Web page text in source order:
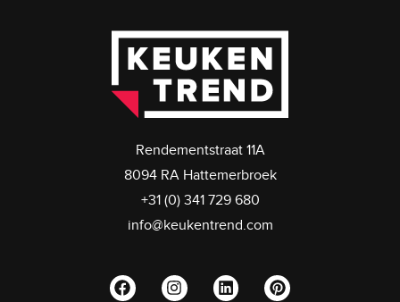
Rendementstraat 11A
8094 RA Hattemerbroek
+31 (0) 341 729 680
info@keukentrend.com